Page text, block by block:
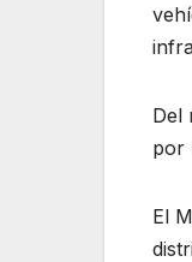
Del
por
El